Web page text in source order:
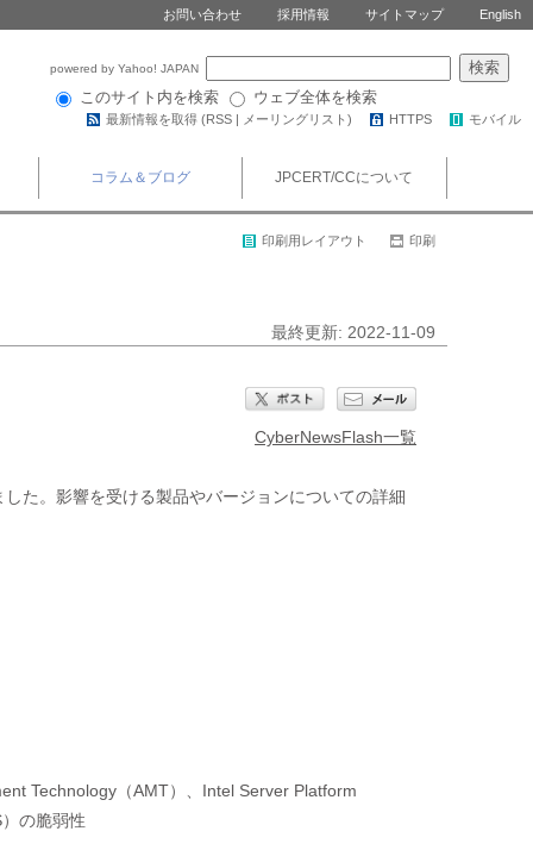
お問い合わせ 採用情報 サイトマップ English
powered by Yahoo! JAPAN
このサイト内を検索 ウェブ全体を検索
最新情報を取得 (RSS | メーリングリスト ) HTTPS モバイル
コラム＆ブログ JPCERT/CCについて
印刷用レイアウト 印刷
最終更新: 2022-11-09
CyberNewsFlash一覧
た。影響を受ける製品やバージョンについての詳細
Technology（AMT）、Intel Server Platform
の脆弱性